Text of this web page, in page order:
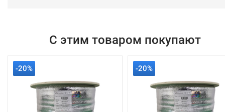
С этим товаром покупают
-20% -20%